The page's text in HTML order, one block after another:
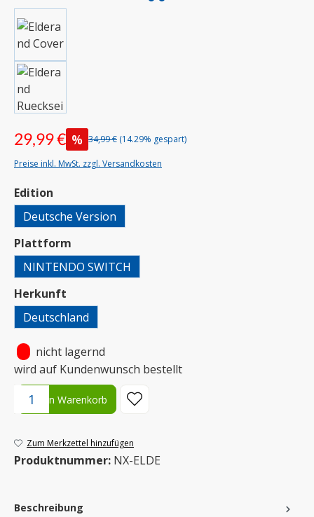
29,99 € % 34,99 € (14.29% gespart)
Preise inkl. MwSt. zzgl. Versandkosten
Edition
Deutsche Version
Plattform
NINTENDO SWITCH
Herkunft
Deutschland
nicht lagernd
wird auf Kundenwunsch bestellt
Produkt Anzahl: Gib den gewünschten Wert ein oder benutze
In den Warenkorb
Zum Merkzettel hinzufügen
Produktnummer: NX-ELDE
Beschreibung